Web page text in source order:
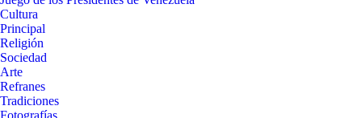
Cultura
Principal
Religión
Sociedad
Arte
Refranes
Tradiciones
Fotografías